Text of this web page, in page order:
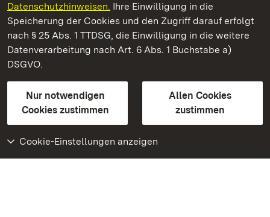
Datenschutzhinweisen. Ihre Einwilligung in die
Speicherung der Cookies und den Zugriff darauf erfolgt
nach § 25 Abs. 1 TTDSG, die Einwilligung in die weitere
Datenverarbeitung nach Art. 6 Abs. 1 Buchstabe a)
DSGVO.
Nur notwendigen
Cookies zustimmen
Allen Cookies
zustimmen
Cookie-Einstellungen anzeigen
Residenzschloss Rastatt
Staatliche Schlösser und Gärten Baden-Württemberg
Kontakt
GebärdenspracheLeichte Sprache
Erklärung zur Barrierefreiheit
BITV-konform (geprüfte Seiten)
Weiteres